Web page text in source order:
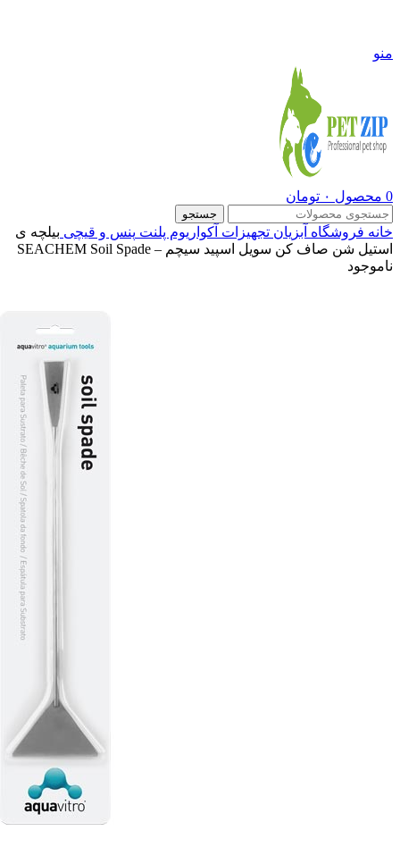
منو
0 محصول ۰ تومان
جستجو
خانه فروشگاه آبزیان تجهیزات آکواریوم پلنت پنس و قیچی بیلچه ی
استیل شن صاف کن سویل اسپید سیچم – SEACHEM Soil Spade
ناموجود